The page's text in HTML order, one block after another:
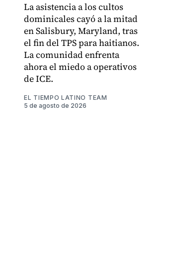
La asistencia a los cultos
dominicales cayó a la mitad
en Salisbury, Maryland, tras
el fin del TPS para haitianos.
La comunidad enfrenta
ahora el miedo a operativos
de ICE.
EL TIEMPO LATINO TEAM
5 de agosto de 2026